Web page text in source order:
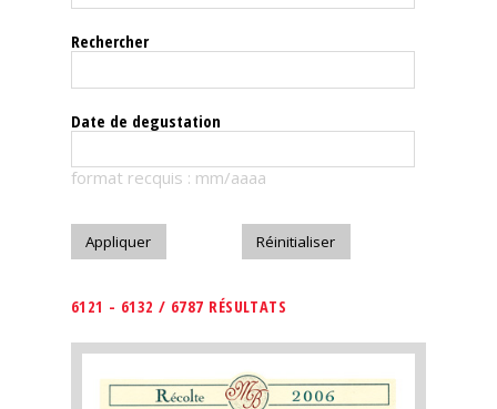
Le
magazine
Télécharger
Rechercher
Date de degustation
format recquis : mm/aaaa
6121 - 6132 / 6787 RÉSULTATS